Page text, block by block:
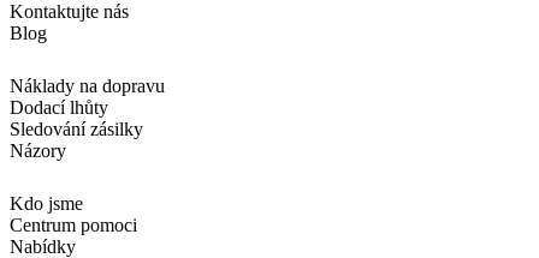
Kontaktujte nás
Blog
Náklady na dopravu
Dodací lhůty
Sledování zásilky
Názory
Kdo jsme
Centrum pomoci
Nabídky